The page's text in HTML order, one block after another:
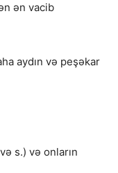
ən vacib
aydın və peşəkar
s.) və onların